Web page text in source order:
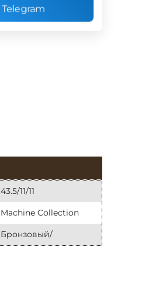
Telegram
43.5/11/11
Machine Collection
Бронзовый/